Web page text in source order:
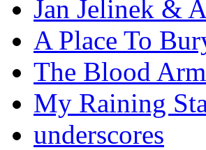
Jan Jelinek &
A Place To
The Blood Arm
My Raining
underscores